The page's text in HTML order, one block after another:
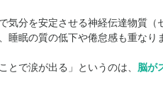
気分を安定させる神経伝達物質（
睡眠の質の低下や倦怠感も重なり
とで涙が出る」というのは、 脳が